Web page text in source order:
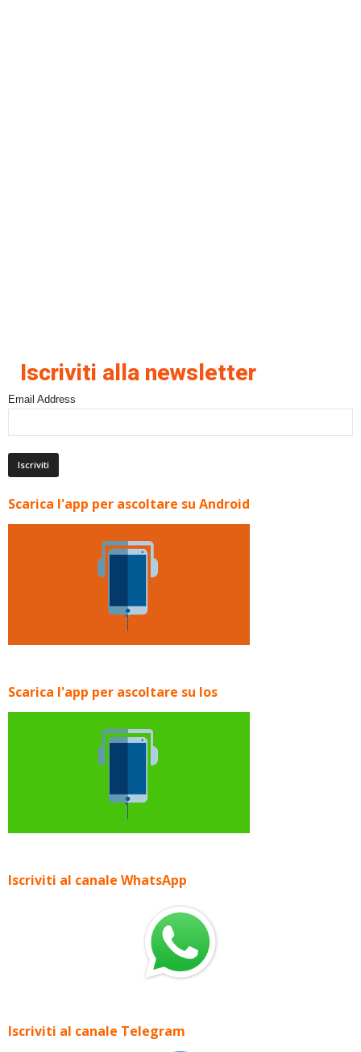
Iscriviti alla newsletter
Email Address
Scarica l'app per ascoltare su Android
Scarica l'app per ascoltare su Ios
Iscriviti al canale WhatsApp
Iscriviti al canale Telegram